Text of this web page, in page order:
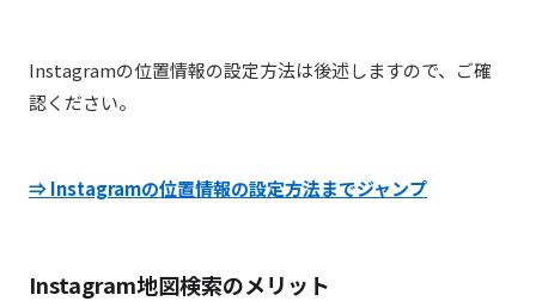
Instagramの位置情報の設定方法は後述しますので、ご確
認ください。
⇒ Instagramの位置情報の設定方法までジャンプ
Instagram地図検索のメリット